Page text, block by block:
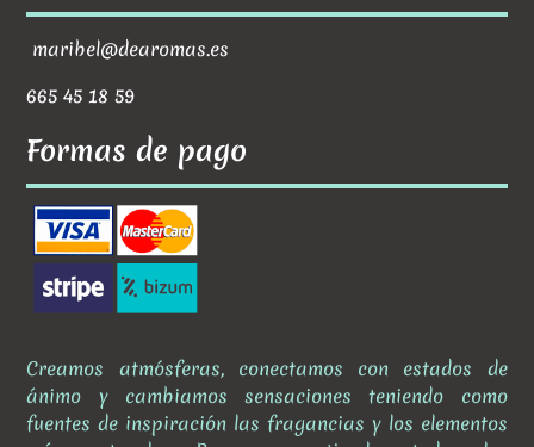
maribel@dearomas.es
665 45 18 59
Formas de pago
Creamos atmósferas, conectamos con estados de
ánimo y cambiamos sensaciones teniendo como
fuentes de inspiración las fragancias y los elementos